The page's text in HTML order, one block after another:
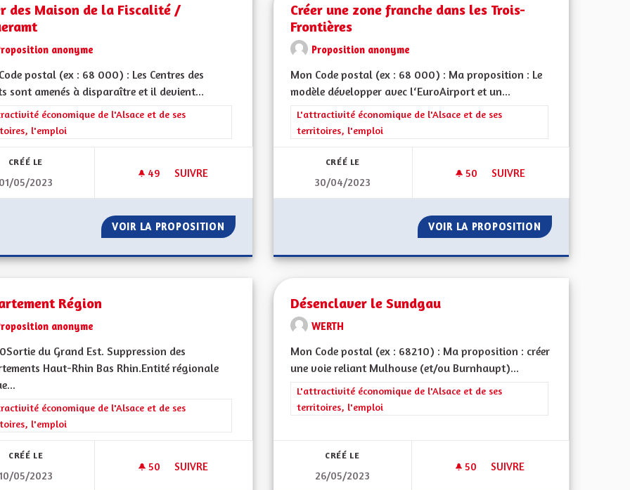
des Maison de la Fiscalité /
anonyme
postal (ex : 68 000) : Les Centres des
sont amenés à disparaître et il devient...
les résultats de la catégorie : L'attractivité économique de l'Alsace et de ses territoires, l'emploi
économique de l'Alsace et de ses
l'emploi
CRÉÉ LE
01/05/2023
49 49 ABONNÉS
SUIVRE
CRÉER DES MAISON DE LA FISCALITÉ / STEUERAMT
VOIR LA PROPOSITION CRÉER DES MAISON DE LA FISCALITÉ / STEUERAMT
Créer une zone franche dans les Trois-
Frontières
Proposition anonyme
Mon Code postal (ex : 68 000) : Ma proposition : Le
modèle développer avec l‘EuroAirport et un...
Filtrer les résultats de la catégorie : L'attractivité économique de l'Alsace
L'attractivité économique de l'Alsace et de ses
territoires, l'emploi
CRÉÉ LE
30/04/2023
50 50 ABONNÉS
SUIVRE
VOIR LA PROPOSITION CRÉER UNE
Région
anonyme
du Grand Est. Suppression des
Haut-Rhin Bas Rhin.Entité régionale
les résultats de la catégorie : L'attractivité économique de l'Alsace et de ses territoires, l'emploi
économique de l'Alsace et de ses
l'emploi
CRÉÉ LE
05/2023
50 50 ABONNÉS
SUIVRE
Désenclaver le Sundgau
WERTH
Mon Code postal (ex : 68210) : Ma proposition : créer
une voie reliant Mulhouse (et/ou Burnhaupt)...
Filtrer les résultats de la catégorie : L'attractivité économique de l'Alsace
L'attractivité économique de l'Alsace et de ses
territoires, l'emploi
CRÉÉ LE
26/05/2023
50 50 ABONNÉS
SUIVRE